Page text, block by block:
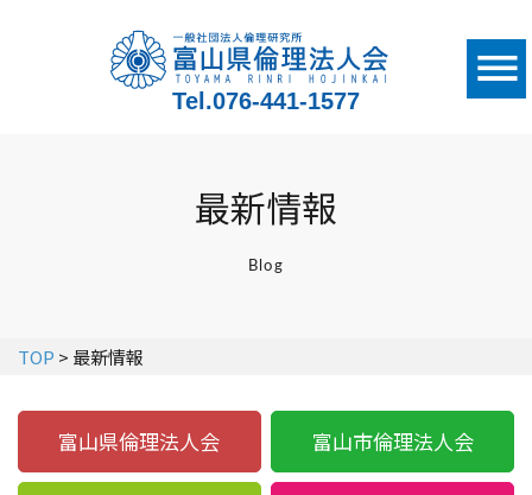
Tel.076-441-1577
最新情報
Blog
TOP > 最新情報
富山県倫理法人会 富山市倫理法人会